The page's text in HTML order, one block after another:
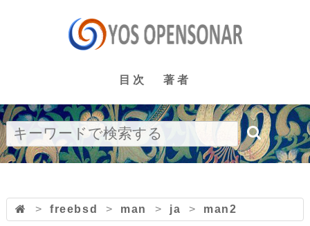
目次 著者
> freebsd > man > ja > man2